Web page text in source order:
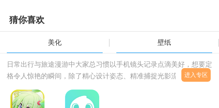
猜你喜欢
美化 壁纸
日常出行与旅途漫游中大家总习惯以手机镜头记录点滴美好，想要定
格令人惊艳的瞬间，除了精心设计姿态、精准捕捉光影流转的刹那之
片进行美化的app合集，有需要的小伙伴快来看看吧。
进入专区